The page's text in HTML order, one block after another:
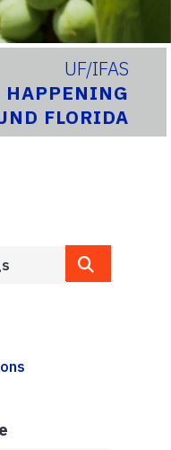
UF/IFAS
HAPPENING
FLORIDA